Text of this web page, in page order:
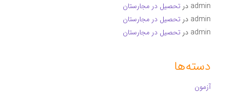
admin در تحصیل در مجارستان
admin در تحصیل در مجارستان
admin در تحصیل در مجارستان
دسته‌ها
آزمون